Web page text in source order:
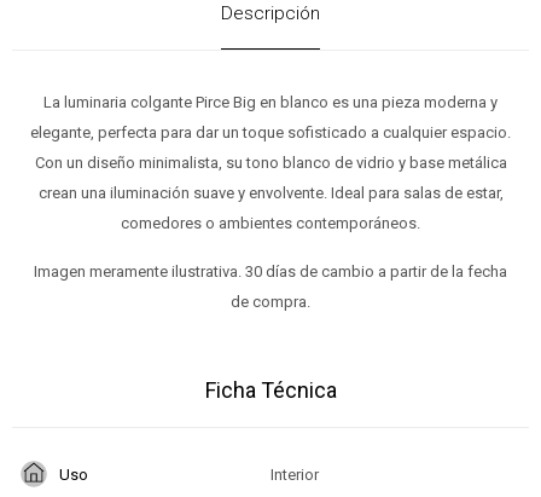
Descripción
La luminaria colgante Pirce Big en blanco es una pieza moderna y
elegante, perfecta para dar un toque sofisticado a cualquier espacio.
Con un diseño minimalista, su tono blanco de vidrio y base metálica
crean una iluminación suave y envolvente. Ideal para salas de estar,
comedores o ambientes contemporáneos.
Imagen meramente ilustrativa. 30 días de cambio a partir de la fecha
de compra.
Ficha Técnica
Uso Interior